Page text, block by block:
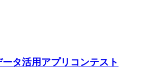
ータ活用アプリコンテスト